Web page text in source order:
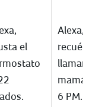
el
Alexa,
llamar
mamá
6 PM.